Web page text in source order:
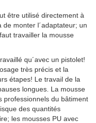
être utilisé directement à
de monter l´adaptateur; un
travailler la mousse
qu´avec un pistolet!
très précis et la
étapes! Le travail de la
longues. La mousse
professionnels du bâtiment
des quantités
les mousses PU avec